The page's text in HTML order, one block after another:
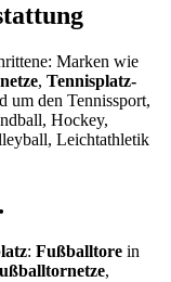
Marken wie
, Tennisplatz-
um den Tennissport,
Hockey,
Leichtathletik
: Fußballtore in
,